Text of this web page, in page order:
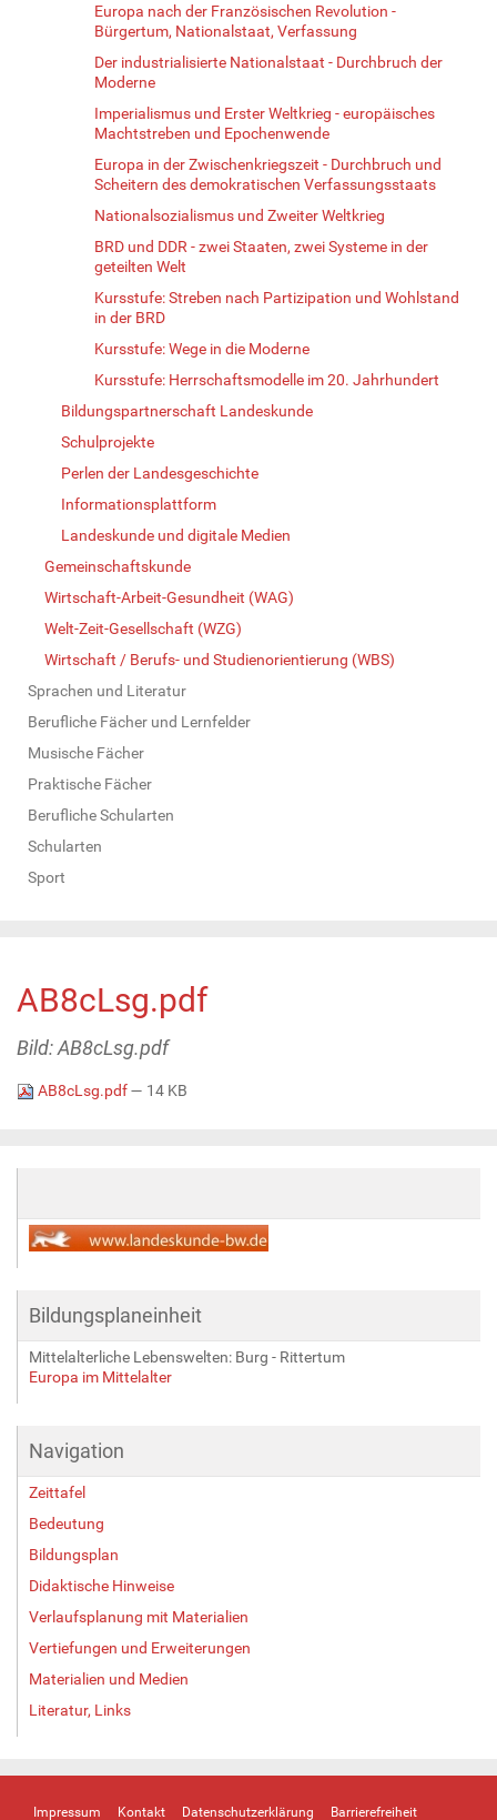
Europa nach der Französischen Revolution -
Bürgertum, Nationalstaat, Verfassung
Der industrialisierte Nationalstaat - Durchbruch der
Moderne
Imperialismus und Erster Weltkrieg - europäisches
Machtstreben und Epochenwende
Europa in der Zwischenkriegszeit - Durchbruch und
Scheitern des demokratischen Verfassungsstaats
Nationalsozialismus und Zweiter Weltkrieg
BRD und DDR - zwei Staaten, zwei Systeme in der
geteilten Welt
Kursstufe: Streben nach Partizipation und Wohlstand
in der BRD
Kursstufe: Wege in die Moderne
Kursstufe: Herrschaftsmodelle im 20. Jahrhundert
Bildungspartnerschaft Landeskunde
Schulprojekte
Perlen der Landesgeschichte
Informationsplattform
Landeskunde und digitale Medien
Gemeinschaftskunde
Wirtschaft-Arbeit-Gesundheit (WAG)
Welt-Zeit-Gesellschaft (WZG)
Wirtschaft / Berufs- und Studienorientierung (WBS)
Sprachen und Literatur
Berufliche Fächer und Lernfelder
Musische Fächer
Praktische Fächer
Berufliche Schularten
Schularten
Sport
AB8cLsg.pdf
Bild: AB8cLsg.pdf
AB8cLsg.pdf— 14 KB
Bildungsplaneinheit
Mittelalterliche Lebenswelten: Burg - Rittertum
Europa im Mittelalter
Navigation
Zeittafel
Bedeutung
Bildungsplan
Didaktische Hinweise
Verlaufsplanung mit Materialien
Vertiefungen und Erweiterungen
Materialien und Medien
Literatur, Links
Impressum Kontakt Datenschutzerklärung Barrierefreiheit